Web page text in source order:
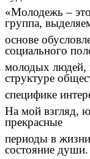
«Молодежь –
группа,
основе
социального
молодых людей,
структуре
специфике
На мой взгляд,
прекрасные
периоды в
состояние